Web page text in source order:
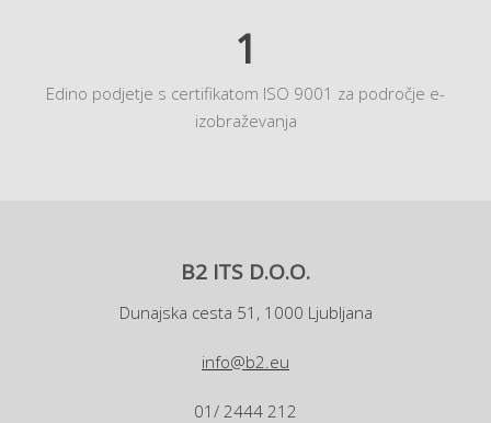
1
Edino podjetje s certifikatom ISO 9001 za področje e-
izobraževanja
B2 ITS D.O.O.
Dunajska cesta 51, 1000 Ljubljana
info@b2.eu
01/ 2444 212